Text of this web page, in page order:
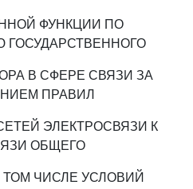
ФУНКЦИИ ПО
В СФЕРЕ СВЯЗИ ЗА
ПРАВИЛ
ЭЛЕКТРОСВЯЗИ К
ОБЩЕГО
ЧИСЛЕ УСЛОВИЙ